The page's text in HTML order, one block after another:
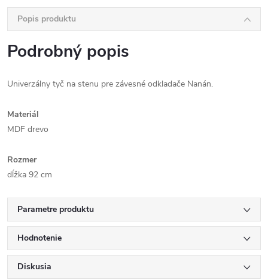
Popis produktu
Podrobný popis
Univerzálny tyč na stenu pre závesné odkladače Nanán.
Materiál
MDF drevo
Rozmer
dĺžka 92 cm
Parametre produktu
Hodnotenie
Diskusia